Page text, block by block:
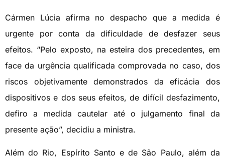
Cármen Lúcia afirma no despacho que a medida é
urgente por conta da dificuldade de desfazer seus
efeitos. “Pelo exposto, na esteira dos precedentes, em
face da urgência qualificada comprovada no caso, dos
riscos objetivamente demonstrados da eficácia dos
dispositivos e dos seus efeitos, de difícil desfazimento,
defiro a medida cautelar até o julgamento final da
presente ação”, decidiu a ministra.
Além do Rio, Espírito Santo e de São Paulo, além da